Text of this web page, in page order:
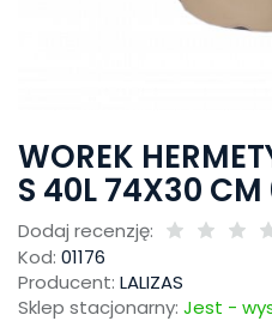
WOREK
S 40L 74X30 CM
Dodaj recenzję:
Kod: 01176
Producent: LALIZAS
Sklep stacjonarny: Jest -